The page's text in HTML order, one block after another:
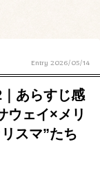
Entry 2026/05/14
あらすじ感
ウェイ×メリ
スマ”たち